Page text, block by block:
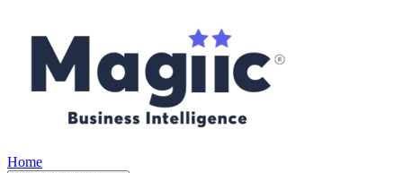
Home